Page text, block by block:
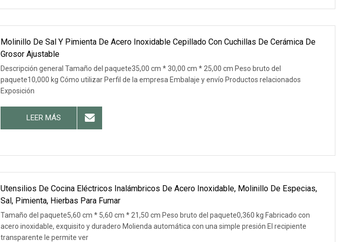
Molinillo De Sal Y Pimienta De Acero Inoxidable Cepillado Con Cuchillas De Cerámica De
Grosor Ajustable
Descripción general Tamaño del paquete35,00 cm * 30,00 cm * 25,00 cm Peso bruto del
paquete10,000 kg Cómo utilizar Perfil de la empresa Embalaje y envío Productos relacionados
Exposición
LEER MÁS
Utensilios De Cocina Eléctricos Inalámbricos De Acero Inoxidable, Molinillo De Especias,
Sal, Pimienta, Hierbas Para Fumar
Tamaño del paquete5,60 cm * 5,60 cm * 21,50 cm Peso bruto del paquete0,360 kg Fabricado con
acero inoxidable, exquisito y duradero Molienda automática con una simple presión El recipiente
transparente le permite ver